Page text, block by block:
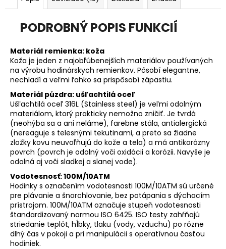
PODROBNÝ POPIS FUNKCIÍ
Materiál remienka: koža
Koža je jeden z najobľúbenejších materiálov používaných
na výrobu hodinárskych remienkov. Pôsobí elegantne,
nechladí a veľmi ľahko sa prispôsobí zápästiu.
Materiál púzdra: ušľachtilá oceľ
Ušľachtilá oceľ 316L (Stainless steel) je veľmi odolným
materiálom, ktorý prakticky nemožno zničiť. Je tvrdá
(neohýba sa a ani neláme), farebne stála, antialergická
(nereaguje s telesnými tekutinami, a preto sa žiadne
zložky kovu neuvoľňujú do kože a tela) a má antikorózny
povrch (povrch je odolný voči oxidácii a korózii. Navyše je
odolná aj voči sladkej a slanej vode).
Vodotesnosť: 100M/10ATM
Hodinky s označením vodotesnosti 100M/10ATM sú určené
pre plávanie a šnorchlovanie, bez potápania s dýchacím
prístrojom. 100M/10ATM označuje stupeň vodotesnosti
štandardizovaný normou ISO 6425. ISO testy zahŕňajú
striedanie teplôt, hĺbky, tlaku (vody, vzduchu) po rôzne
dlhý čas v pokoji a pri manipulácii s operatívnou časťou
hodiniek.